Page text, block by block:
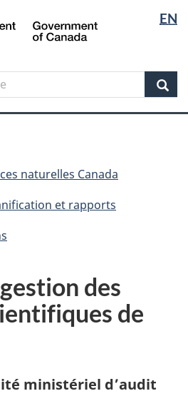
Aller
au
principal
Skip
to
government"
Passer
à
version
simplifiée
langue
EN
Canada
naturelles Canada
et rapports
des
de
ministériel d’audit